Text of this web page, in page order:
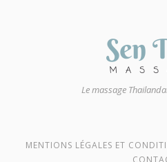
Le massage
MENTIONS LÉGALES ET